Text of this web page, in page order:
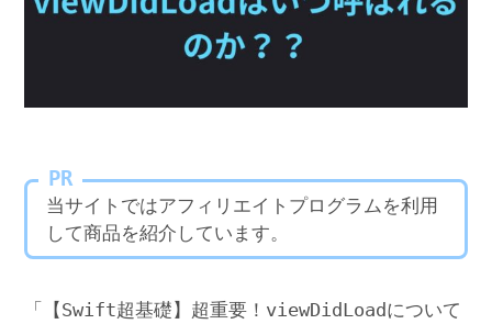
PR
当サイトではアフィリエイトプログラムを利用
して商品を紹介しています。
「【Swift超基礎】超重要！viewDidLoadについて